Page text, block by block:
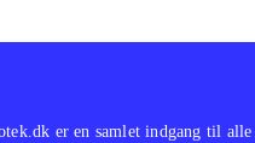
er en samlet indgang til alle